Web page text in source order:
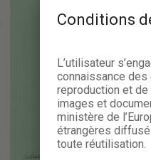
Conditions
L’utilisateur
connaissance
reproduction et
images et
ministère de
étrangères
toute réutilisation.